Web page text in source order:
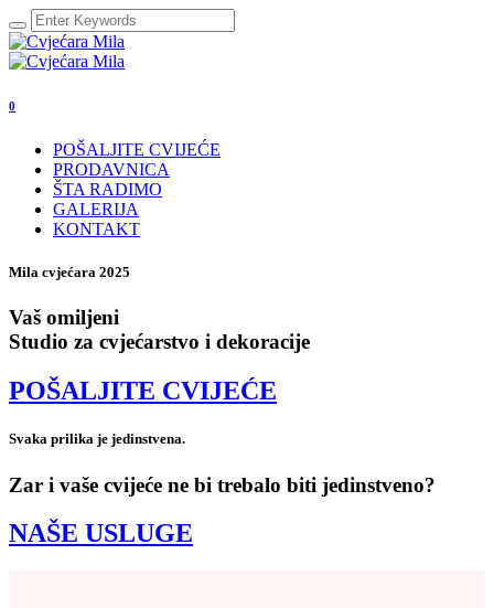
0
POŠALJITE CVIJEĆE
PRODAVNICA
ŠTA RADIMO
GALERIJA
KONTAKT
Mila cvjećara 2025
Vaš omiljeni
Studio za cvjećarstvo i dekoracije
POŠALJITE CVIJEĆE
Svaka prilika je jedinstvena.
Zar i vaše cvijeće ne bi trebalo biti jedinstveno?
NAŠE USLUGE